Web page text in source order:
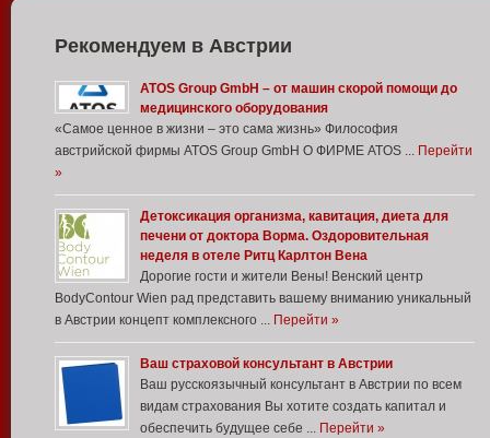
Рекомендуем в Австрии
ATOS Group GmbH – от машин скорой помощи до
медицинского оборудования
«Самое ценное в жизни – это сама жизнь» Философия
австрийской фирмы ATOS Group GmbH О ФИРМЕ ATOS ... Перейти
»
Детоксикация организма, кавитация, диета для
печени от доктора Ворма. Оздоровительная
неделя в отеле Ритц Карлтон Вена
Дорогие гости и жители Вены! Венский центр
BodyContour Wien рад представить вашему вниманию уникальный
в Австрии концепт комплексного ... Перейти »
Ваш страховой консультант в Австрии
Ваш русскоязычный консультант в Австрии по всем
видам страхования Вы хотите создать капитал и
обеспечить будущее себе ... Перейти »